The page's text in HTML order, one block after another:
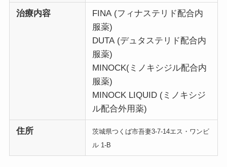
治療内容
FINA (フィナステリド配合内
服薬)
DUTA (デュタステリド配合内
服薬)
MINOCK(ミノキシジル配合内
服薬)
MINOCK LIQUID (ミノキシジ
ル配合外用薬)
住所
茨城県つくば市吾妻3-7-14エス・ワンビ
ル 1-B